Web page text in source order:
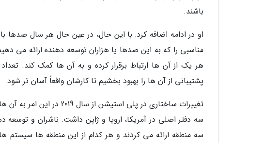
باشند.
او در ادامه اضافه کرد: با این حال، در عین حال هر سال صدها
مناسبی را که به این صدها یا هزاران توسعه دهنده ارائه می
هر یک از آن ها ارتباط برقرار کرده و به آن ها کمک کند.
پشتیبانی از آن ها را بهبود بخشیم تا کارشان واقعاً آسان تر شود.
تغییرات ساختاری در پلی
سه دفتر اصلی در آمریکا، اروپا و ژاپن داشت. ناشران و توسعه
سه منطقه ارائه می کردند و هر کدام از این منطقه ها سیستم